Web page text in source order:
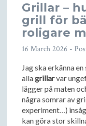
Grillar –
grill för
roligare
16 March 2026 -
Jag ska erkänna
allagrillarvar
lägger på maten
några somrar av
experiment…)
kan göra stor